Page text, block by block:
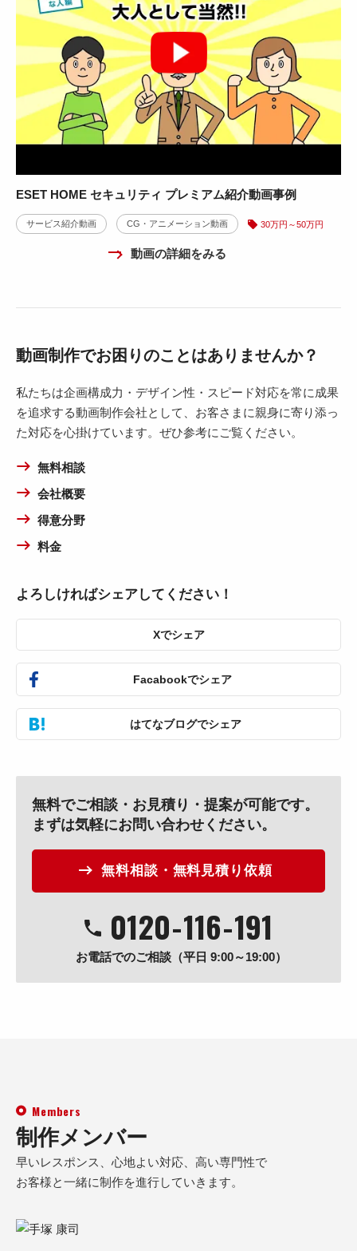
ESET HOME セキュリティ プレミアム紹介動画事例
サービス紹介動画 CG・アニメーション動画 30万円～50万円
動画の詳細をみる
動画制作でお困りのことはありませんか？
私たちは企画構成力・デザイン性・スピード対応を常に成果
を追求する動画制作会社として、お客さまに親身に寄り添っ
た対応を心掛けています。ぜひ参考にご覧ください。
無料相談
会社概要
得意分野
料金
よろしければシェアしてください！
Xでシェア
Facabookでシェア
はてなブログでシェア
無料でご相談・お見積り・提案が可能です。
まずは気軽にお問い合わせください。
無料相談・無料見積り依頼
0120-116-191
お電話でのご相談（平日 9:00～19:00）
Members
制作メンバー
早いレスポンス、心地よい対応、高い専門性で
お客様と一緒に制作を進行していきます。